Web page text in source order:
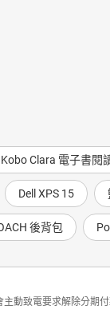
Kobo Clara 電子書閱
Dell XPS 15
後背包
動致電要求解除分期